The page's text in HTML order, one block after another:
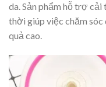
da. Sản phẩm hỗ trợ
thời giúp việc chăm sóc
quả cao.